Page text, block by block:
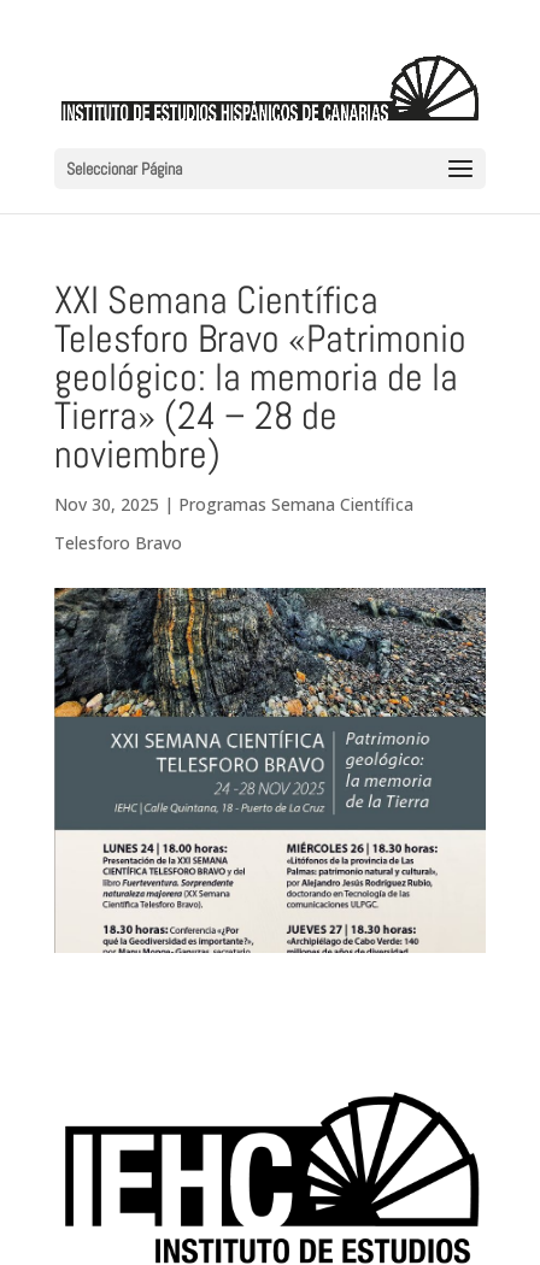
Seleccionar Página
XXI Semana Científica
Telesforo Bravo «Patrimonio
geológico: la memoria de la
Tierra» (24 – 28 de
noviembre)
Nov 30, 2025 | Programas Semana Científica
Telesforo Bravo